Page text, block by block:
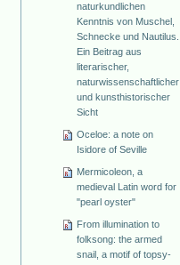
naturkundlichen
Kenntnis von Muschel,
Schnecke und Nautilus.
Ein Beitrag aus
literarischer,
naturwissenschaftlicher
und kunsthistorischer
Sicht
Oceloe: a note on
Isidore of Seville
Mermicoleon, a
medieval Latin word for
"pearl oyster"
From illumination to
folksong: the armed
snail, a motif of topsy-